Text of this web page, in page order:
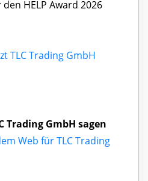
HELP Award 2026
TLC Trading GmbH
Trading GmbH sagen
Web für TLC Trading